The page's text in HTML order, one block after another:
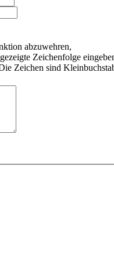
abzuwehren,
Zeichenfolge
Zeichen sind